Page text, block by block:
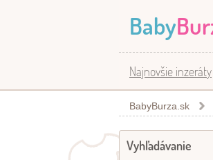
Baby
Najnovšie inzeráty
BabyBurza.sk
Vyhľadávanie